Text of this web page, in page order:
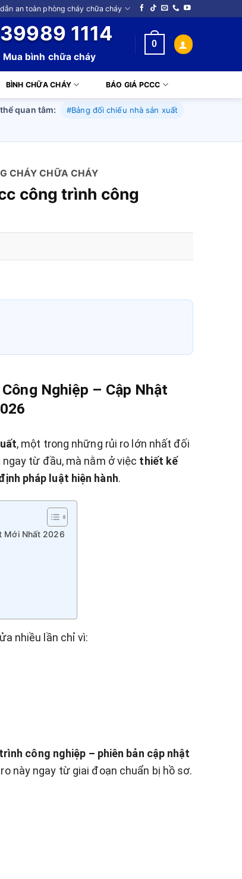
an toàn phòng cháy chữa cháy
1114
Mua bình chữa cháy
0
BÌNH CHỮA CHÁY BÁO GIÁ PCCC
quan tâm: #Bảng đối chiếu nhà sản xuất
CHÁY CHỮA CHÁY
công trình công
Nghiệp – Cập Nhật
, một trong những rủi ro lớn nhất đối
từ đầu, mà nằm ở việc thiết kế
pháp luật hiện hành.
Mới Nhất 2026
nhiều lần chỉ vì:
công nghiệp – phiên bản cập nhật
này ngay từ giai đoạn chuẩn bị hồ sơ.